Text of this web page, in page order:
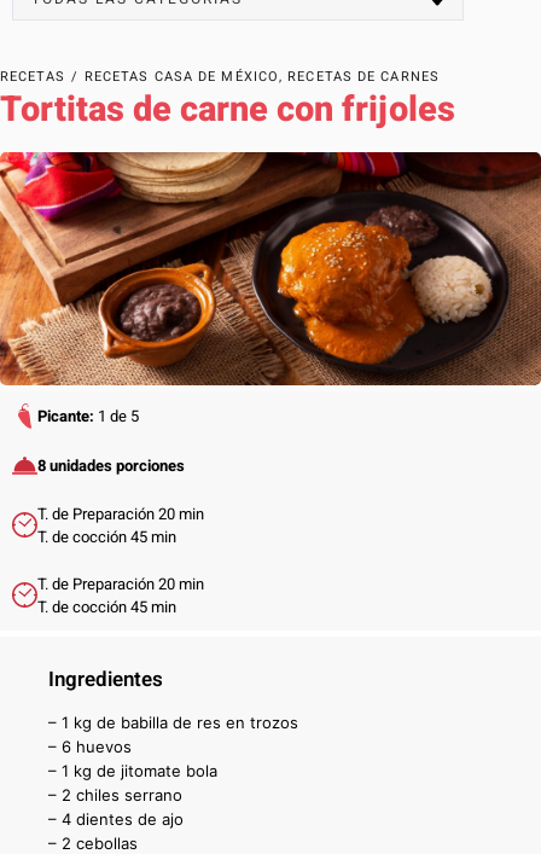
RECETAS / RECETAS CASA DE MÉXICO, RECETAS DE CARNES
Tortitas de carne con frijoles
Picante: 1 de 5
8 unidades porciones
T. de Preparación 20 min
T. de cocción 45 min
T. de Preparación 20 min
T. de cocción 45 min
Ingredientes
– 1 kg de babilla de res en trozos
– 6 huevos
– 1 kg de jitomate bola
– 2 chiles serrano
– 4 dientes de ajo
– 2 cebollas